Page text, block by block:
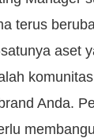
terus
aset
Anda.